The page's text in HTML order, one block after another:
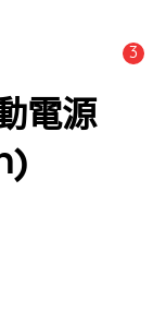
3
電源